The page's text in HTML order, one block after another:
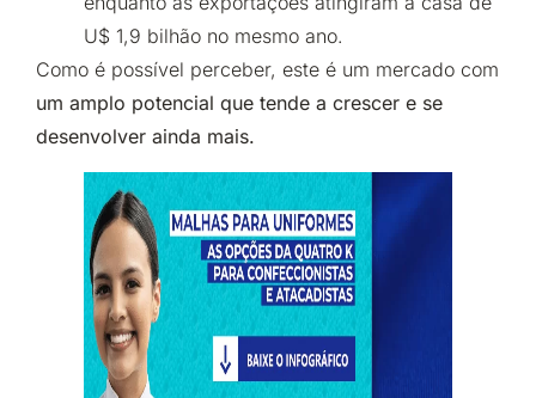
U$ 1,9 bilhão no mesmo ano.
Como é possível perceber, este é um mercado com
um amplo potencial que tende a crescer e se
desenvolver ainda mais.